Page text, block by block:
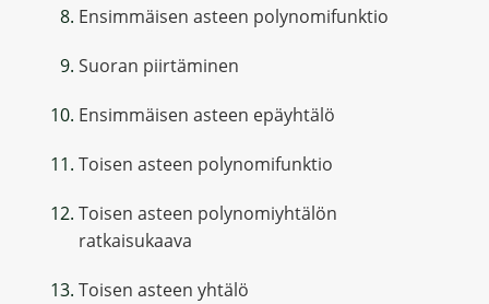
Ensimmäisen asteen polynomifunktio
Suoran piirtäminen
Ensimmäisen asteen epäyhtälö
Toisen asteen polynomifunktio
Toisen asteen polynomiyhtälön
ratkaisukaava
Toisen asteen yhtälö